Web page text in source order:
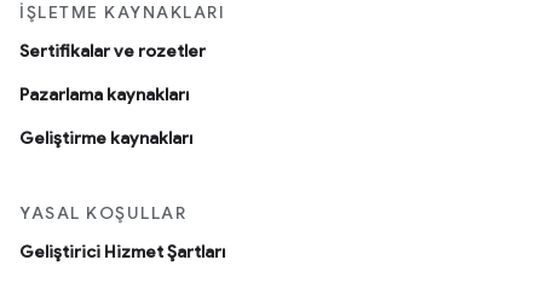
İŞLETME KAYNAKLARI
Sertifikalar ve rozetler
Pazarlama kaynakları
Geliştirme kaynakları
YASAL KOŞULLAR
Geliştirici Hizmet Şartları